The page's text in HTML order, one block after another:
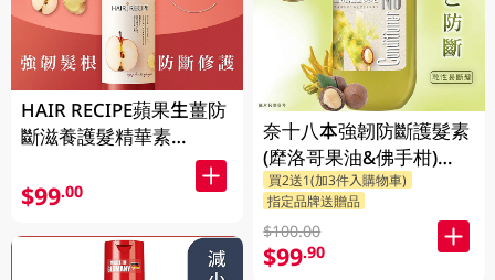
HAIR RECIPE蘋果生薑防
斷滋養護髮精華素
$99.00
奈十八本強韌防斷護髮素
(犘洛哥果油&佛手柑)
550ML
買2送1(加3件入購物車)
指定品牌送贈品
$100.00
$99.90